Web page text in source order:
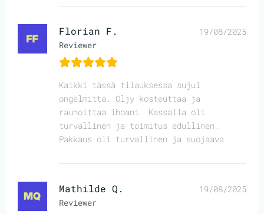
Florian F.
Reviewer
19/08/2025
Kaikki tässä tilauksessa sujui
ongelmitta. Öljy kosteuttaa ja
rauhoittaa ihoani. Kassalla oli
turvallinen ja toimitus edullinen.
Pakkaus oli turvallinen ja suojaava.
Mathilde Q.
Reviewer
19/08/2025